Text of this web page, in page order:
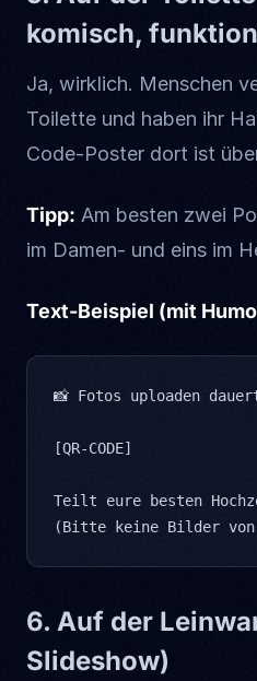
komisch,
Ja, wirklich. Menschen
Toilette und haben ihr
Code-Poster dort ist
Tipp: Am besten zwei
im Damen- und eins im
Text-Beispiel (mit
📸 Fotos uploaden
[QR-CODE]
Teilt eure besten
(Bitte keine Bilder
6. Auf der
Slideshow)